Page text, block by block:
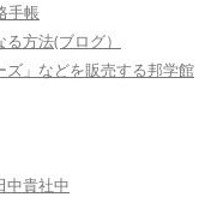
手帳
方法(ブログ）
」などを販売する邦学館
貴社中